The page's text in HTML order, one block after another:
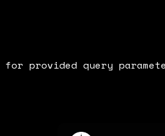
Games Ground
for provided query